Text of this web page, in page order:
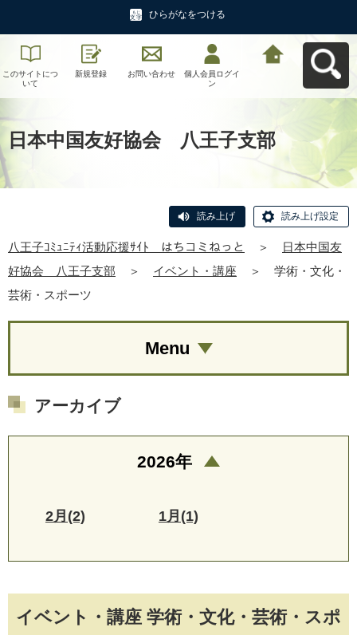
ひらがなをつける
このサイトにつ
いて
新規登録 お問い合わせ
個人会員ログイ
ン
日本中国友好協会 八王子支部
読み上げ 読み上げ設定
八王子ｺﾐｭﾆﾃｨ活動応援ｻｲﾄ はちコミねっと ＞
日本中国友
好協会 八王子支部
＞ イベント・講座 ＞
学術・文化・
芸術・スポーツ
イベント・講座 学術・文化・芸術・スポ
Menu
アーカイブ
2026年
2月(2) 1月(1)